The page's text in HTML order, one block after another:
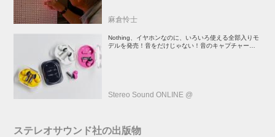
麻倉怜士
Nothing、イヤホンなのに、いろいろ使える全部入りモ
デルを発売！音をだけじゃない！音のキャプチャーや、
Stereo Sound ONLINE @
ステレオサウンド社の出版物